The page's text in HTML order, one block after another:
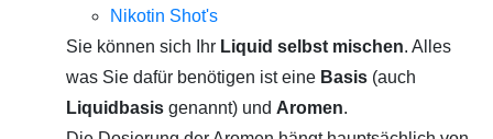
Nikotin Shot's
Sie können sich Ihr Liquid selbst mischen. Alles
was Sie dafür benötigen ist eine Basis (auch
Liquidbasis genannt) und Aromen.